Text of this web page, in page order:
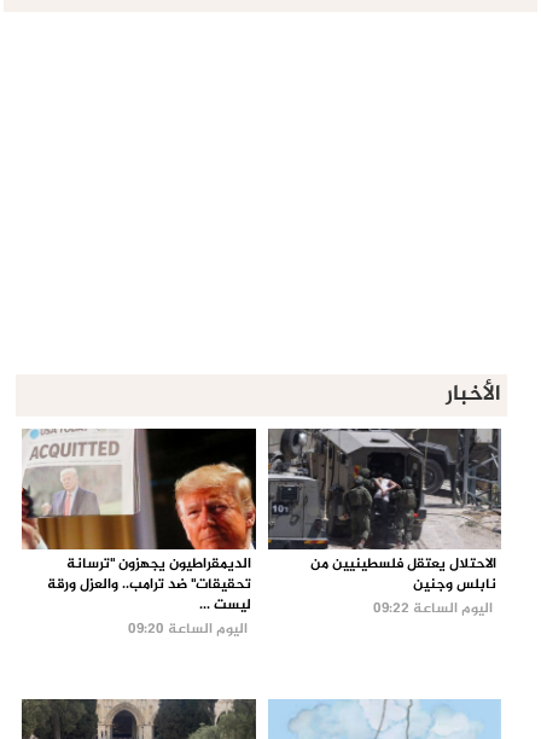
الأخبار
الاحتلال يعتقل فلسطينيين من
نابلس وجنين
اليوم الساعة 09:22
الديمقراطيون يجهزون "ترسانة
تحقيقات" ضد ترامب.. والعزل ورقة
ليست ...
اليوم الساعة 09:20